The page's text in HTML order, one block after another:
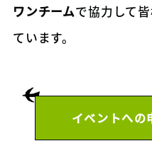
ワンチームで協力して
ています。
イベントへの